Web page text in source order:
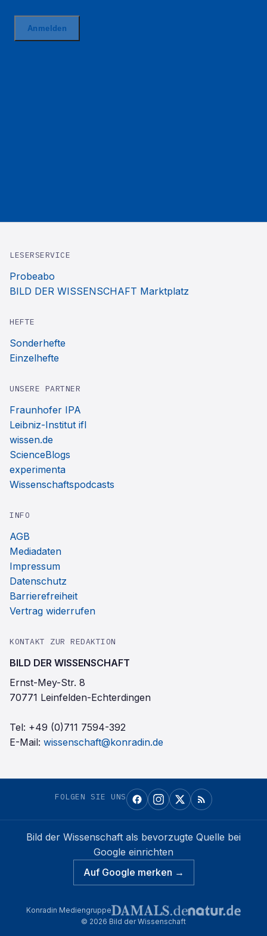
LESERSERVICE
Probeabo
BILD DER WISSENSCHAFT Marktplatz
HEFTE
Sonderhefte
Einzelhefte
UNSERE PARTNER
Fraunhofer IPA
Leibniz-Institut ifl
wissen.de
ScienceBlogs
experimenta
Wissenschaftspodcasts
INFO
AGB
Mediadaten
Impressum
Datenschutz
Barrierefreiheit
Vertrag widerrufen
KONTAKT ZUR REDAKTION
BILD DER WISSENSCHAFT
Ernst-Mey-Str. 8
70771 Leinfelden-Echterdingen
Tel: +49 (0)711 7594-392
E-Mail: wissenschaft@konradin.de
FOLGEN SIE UNS
Bild der Wissenschaft als bevorzugte Quelle bei
Google einrichten
Auf Google merken →
Konradin Mediengruppe
© 2026 Bild der Wissenschaft